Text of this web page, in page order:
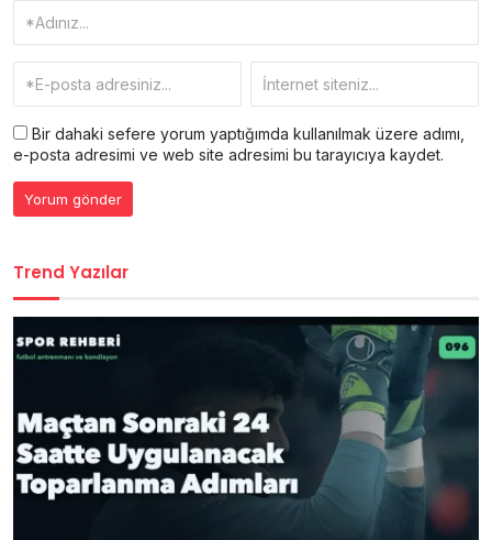
Bir dahaki sefere yorum yaptığımda kullanılmak üzere adımı,
e-posta adresimi ve web site adresimi bu tarayıcıya kaydet.
Trend Yazılar